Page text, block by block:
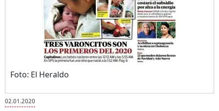
Foto: El Heraldo
02.01.2020